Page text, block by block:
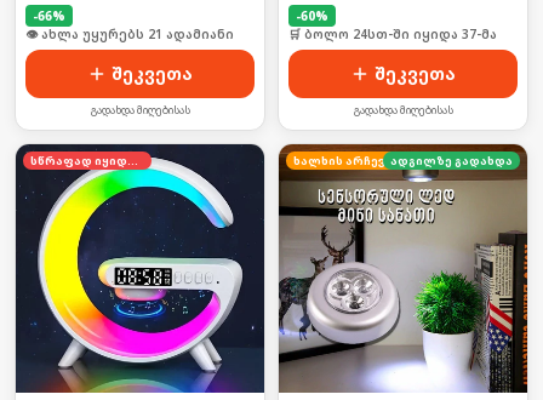
-66%
🛒 ბოლო 24სთ-ში იყიდა 27-მა
შეკვეთა
გადახდა მიღებისას
-60%
🛒 ბოლო 24სთ-ში იყიდა 37-მა
შეკვეთა
გადახდა მიღებისას
სწრაფად იყიდება ხალხის არჩევანი
ადგილზე გადახდა